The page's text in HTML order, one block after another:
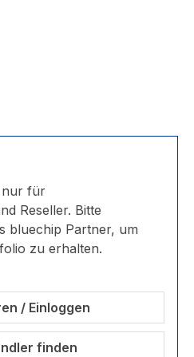
nur für
Reseller. Bitte
bluechip Partner, um
zu erhalten.
/ Einloggen
finden